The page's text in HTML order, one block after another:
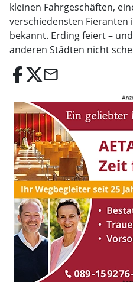
kleinen Fahrgeschäften,
verschiedensten Fieranten
bekannt. Erding feiert –
anderen Städten nicht
email